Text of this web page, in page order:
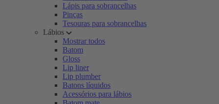
Lápis para sobrancelhas
Pinças
Tesouras para sobrancelhas
Lábios
Mostrar todos
Batom
Gloss
Lip liner
Lip plumber
Batons líquidos
Acessórios para lábios